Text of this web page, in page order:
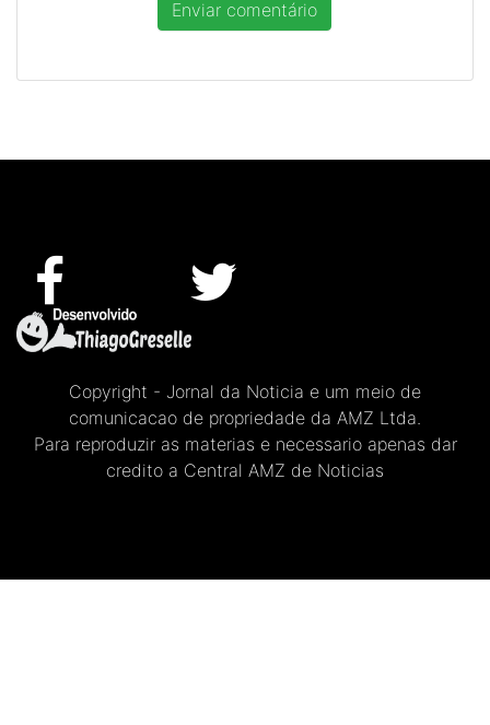
Copyright - Jornal da Noticia e um meio de
comunicacao de propriedade da AMZ Ltda.
Para reproduzir as materias e necessario apenas dar
credito a Central AMZ de Noticias